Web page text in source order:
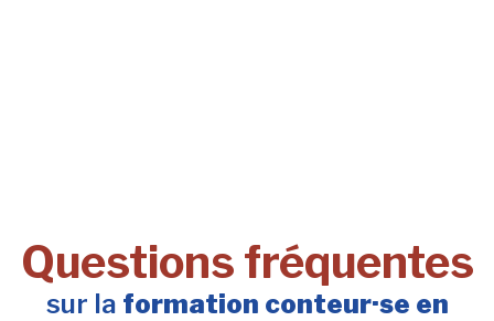
Questions fréquentes
sur la formation conteur·se en